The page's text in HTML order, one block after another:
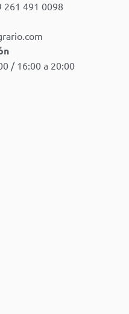
261 491 0098
/ 16:00 a 20:00